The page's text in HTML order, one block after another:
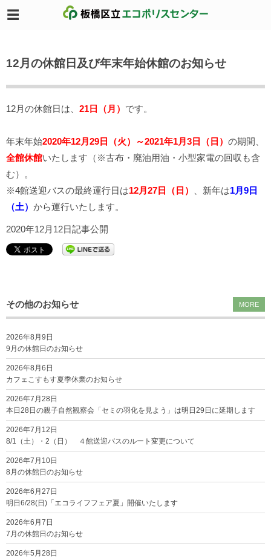
12月の休館日及び年末年始休館のお知らせ
12月の休館日は、 21日（月） です。
年末年始2020年12月29日（火）～2021年1月3日（日） の期間、
全館休館いたします（※古布・廃油用油・小型家電の回収も含
む）。
※4館送迎バスの最終運行日は12月27日（日） 、新年は1月9日
（土） から運行いたします。
2020年12月12日記事公開
その他のお知らせ
2026年8月9日
9月の休館日のお知らせ
2026年8月6日
カフェこすもす夏季休業のお知らせ
2026年7月28日
本日28日の親子自然観察会「セミの羽化を見よう」は明日29日に延期します
2026年7月12日
8/1（土）・2（日） ４館送迎バスのルート変更について
2026年7月10日
8月の休館日のお知らせ
2026年6月27日
明日6/28(日)「エコライフフェア夏」開催いたします
2026年6月7日
7月の休館日のお知らせ
2026年5月28日
MORE